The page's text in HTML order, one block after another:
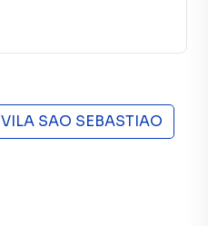
VILA SAO SEBASTIAO